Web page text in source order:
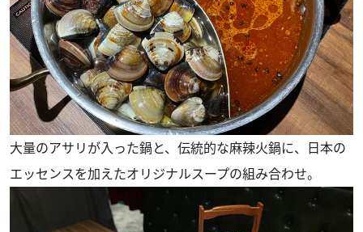
大量のアサリが入った鍋と、伝統的な麻辣火鍋に、日本の
エッセンスを加えたオリジナルスープの組み合わせ。